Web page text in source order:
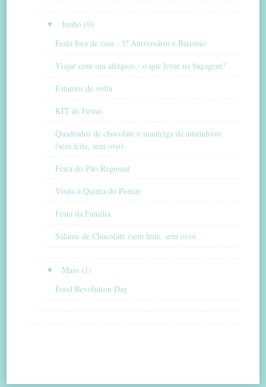
▼
Junho (9)
Festa fora de casa - 1º Aniversário e Batismo
Viajar com um alérgico - o que levar na bagagem?
Estamos de volta
KIT de Festas
Quadrados de chocolate e manteiga de amendoim
(sem leite, sem ovo)
Feira do Pão Regional
Visita à Quinta do Pomar
Festa da Família
Salame de Chocolate (sem leite, sem ovo)
▼
Maio (1)
Food Revolution Day